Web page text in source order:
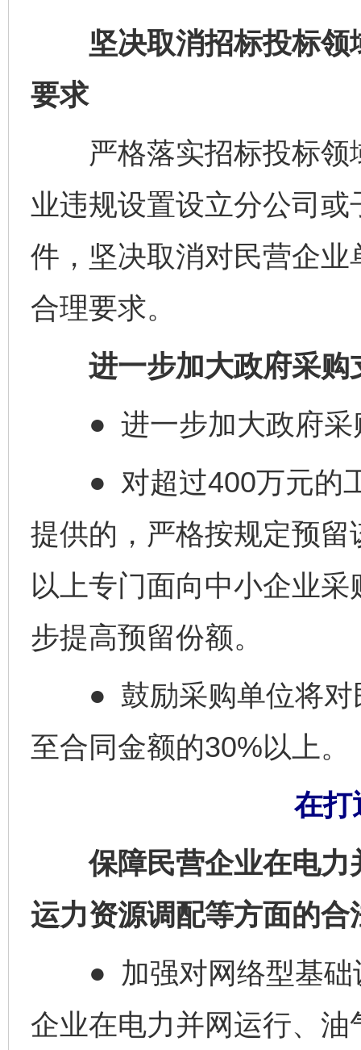
坚决取消招标投标领
要求
严格落实招标投标领
业违规设置设立分公司
件，坚决取消对民营企
合理要求。
进一步加大政府采购
● 进一步加大政府采
● 对超过400万元的工
提供的，严格按规定预
以上专门面向中小企业
步提高预留份额。
● 鼓励采购单位将对
至合同金额的30%以上。
在打
保障民营企业在电力
运力资源调配等方面的合
● 加强对网络型基础
企业在电力并网运行、